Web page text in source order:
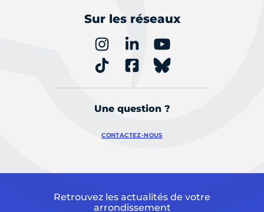
Sur les réseaux
Une question ?
CONTACTEZ-NOUS
Retrouvez les actualités de votre
arrondissement